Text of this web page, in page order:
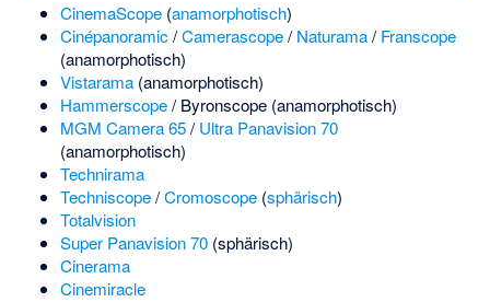
CinemaScope(anamorphotisch)
Cinépanoramic/Camerascope/Naturama/Franscope
(anamorphotisch)
Vistarama(anamorphotisch)
Hammerscope/ Byronscope (anamorphotisch)
MGM Camera 65/Ultra Panavision 70
(anamorphotisch)
Technirama
Techniscope/Cromoscope(sphärisch)
Totalvision
Super Panavision 70(sphärisch)
Cinerama
Cinemiracle